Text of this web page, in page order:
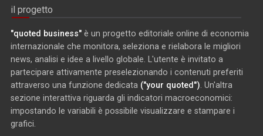
il progetto
"quoted business" è un progetto editoriale online di economia
internazionale che monitora, seleziona e rielabora le migliori
news, analisi e idee a livello globale. L'utente è invitato a
partecipare attivamente preselezionando i contenuti preferiti
attraverso una funzione dedicata ("your quoted") . Un'altra
sezione interattiva riguarda gli indicatori macroeconomici:
impostando le variabili è possibile visualizzare e stampare i
grafici.